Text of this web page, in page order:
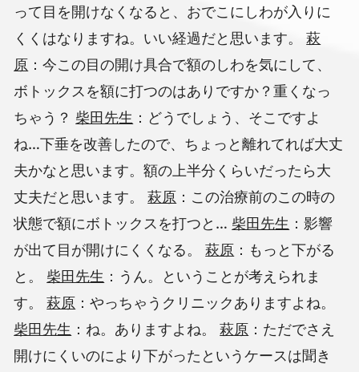
って目を開けなくなると、おでこにしわが入りに
くくはなりますね。いい経過だと思います。萩
原 ：今この目の開け具合で額のしわを気にして、
ボトックスを額に打つのはありですか？重くなっ
ちゃう？ 柴田先生 ：どうでしょう、そこですよ
ね…下垂を改善したので、ちょっと離れてれば大丈
夫かなと思います。額の上半分くらいだったら大
丈夫だと思います。萩原 ：この治療前のこの時の
状態で額にボトックスを打つと… 柴田先生 ：影響
が出て目が開けにくくなる。萩原 ：もっと下がる
と。 柴田先生 ：うん。ということが考えられま
す。萩原 ：やっちゃうクリニックありますよね。
柴田先生 ：ね。ありますよね。萩原 ：ただでさえ
開けにくいのにより下がったというケースは聞き